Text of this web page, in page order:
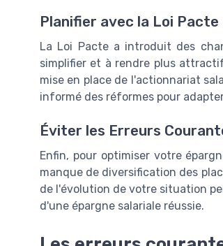
Planifier avec la Loi Pacte
La Loi Pacte a introduit des
simplifier et à rendre plus
mise en place de l'actionnariat
informé des réformes pour
Éviter les Erreurs
Enfin, pour optimiser votre
manque de diversification des
de l'évolution de votre situation
d'une épargne salariale réussie.